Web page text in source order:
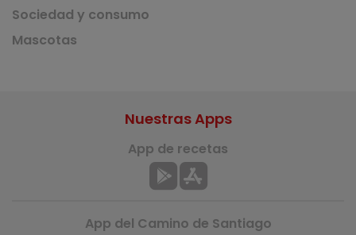
Sociedad y consumo
Mascotas
Nuestras Apps
App de recetas
App del Camino de Santiago